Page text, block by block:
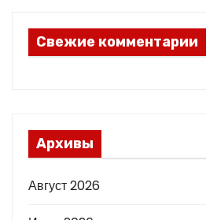
Свежие комментарии
Архивы
Август 2026